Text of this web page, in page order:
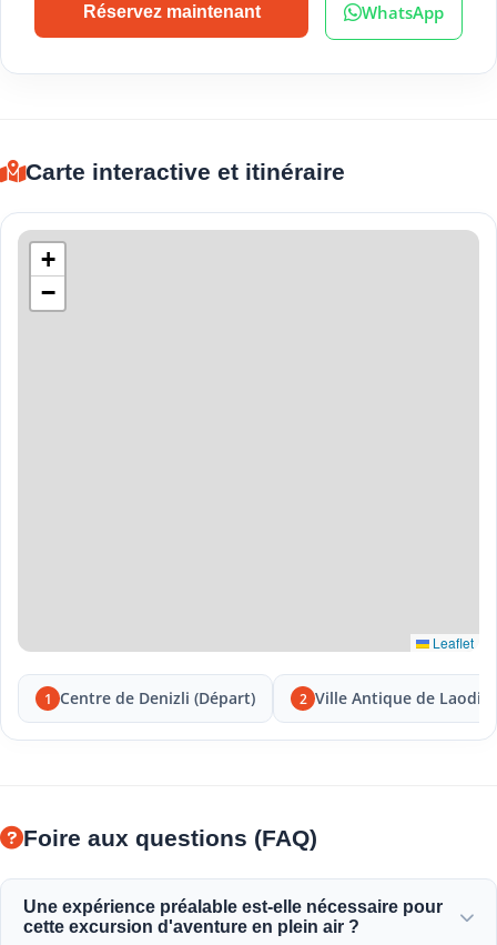
Réservez maintenant WhatsApp
Carte interactive et itinéraire
+
−
Leaflet
1 Centre de Denizli (Départ) 2 Ville Antique de
Foire aux questions (FAQ)
Une expérience préalable est-elle nécessaire pour
cette excursion d'aventure en plein air ?